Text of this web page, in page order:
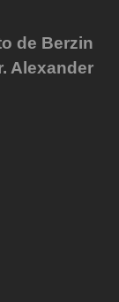
de Berzin
Alexander